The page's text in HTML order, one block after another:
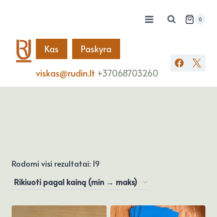
0
Kas Paskyra
viskas@rudin.lt +37068703260
Rodomi visi rezultatai: 19
pagal
kainą:
nuo